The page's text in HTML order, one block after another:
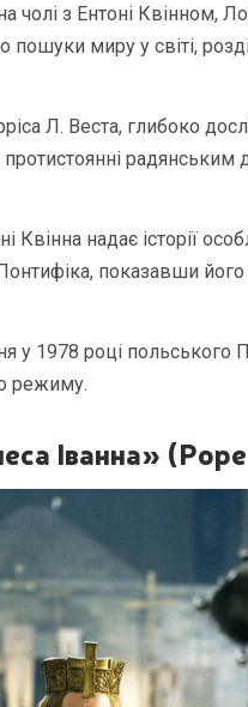
чолі з Ентоні Квінном,
миру у світі,
Л. Веста, глибоко
радянським
надає історії
показавши
у 1978 році
режиму.
Іванна»